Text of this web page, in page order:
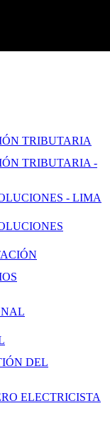
TRIBUTARIA
TRIBUTARIA -
- LIMA
DEL
ELECTRICISTA